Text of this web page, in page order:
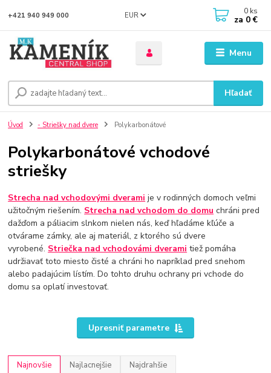
Menu
EUR
Hľadať
+421 940 949 000 0 ks
za 0 €
Úvod - Striešky nad dvere Polykarbonátové
Polykarbonátové vchodové
striešky
Strecha nad vchodovými dverami je v rodinných domoch veľmi
užitočným riešením. Strecha nad vchodom do domu chráni pred
dažďom a páliacim slnkom nielen nás, keď hľadáme kľúče a
otvárame zámky, ale aj materiál, z ktorého sú dvere
vyrobené. Striečka nad vchodovámi dverami tiež pomáha
udržiavať toto miesto čisté a chráni ho napríklad pred snehom
alebo padajúcim lístím. Do tohto druhu ochrany pri vchode do
domu sa oplatí investovať.
Upresniť parametre
Najnovšie Najlacnejšie Najdrahšie